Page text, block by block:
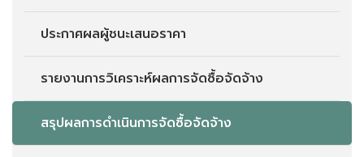
ประกาศผลผู้ชนะเสนอราคา
รายงานการวิเคราะห์ผลการจัดซื้อจัดจ้าง
สรุปผลการดำเนินการจัดซื้อจัดจ้าง